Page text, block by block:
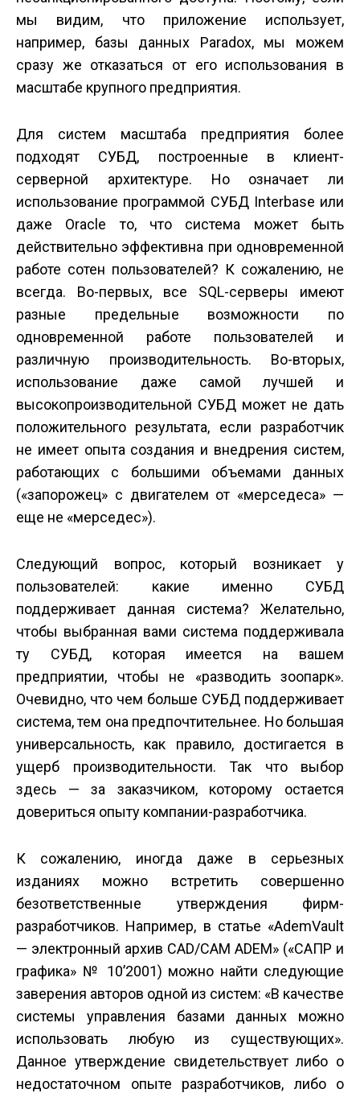
мы видим, что приложение использует,
например, базы данных Paradox, мы можем
сразу же отказаться от его использования в
масштабе крупного предприятия.
Для систем масштаба предприятия более
подходят СУБД, построенные в клиент-
серверной архитектуре. Но означает ли
использование программой СУБД Interbase или
даже Oracle то, что система может быть
действительно эффективна при одновременной
работе сотен пользователей? К сожалению, не
всегда. Во-первых, все SQL-серверы имеют
разные предельные возможности по
одновременной работе пользователей и
различную производительность. Во-вторых,
использование даже самой лучшей и
высокопроизводительной СУБД может не дать
положительного результата, если разработчик
не имеет опыта создания и внедрения систем,
работающих с большими объемами данных
(«запорожец» с двигателем от «мерседеса» —
еще не «мерседес»).
Следующий вопрос, который возникает у
пользователей: какие именно СУБД
поддерживает данная система? Желательно,
чтобы выбранная вами система поддерживала
ту СУБД, которая имеется на вашем
предприятии, чтобы не «разводить зоопарк».
Очевидно, что чем больше СУБД поддерживает
система, тем она предпочтительнее. Но большая
универсальность, как правило, достигается в
ущерб производительности. Так что выбор
здесь — за заказчиком, которому остается
довериться опыту компании-разработчика.
К сожалению, иногда даже в серьезных
изданиях можно встретить совершенно
безответственные утверждения фирм-
разработчиков. Например, в статье «AdemVault
— электронный архив CAD/CAM АDEM» («САПР и
графика» № 10’2001) можно найти следующие
заверения авторов одной из систем: «В качестве
системы управления базами данных можно
использовать любую из существующих».
Данное утверждение свидетельствует либо о
недостаточном опыте разработчиков, либо о